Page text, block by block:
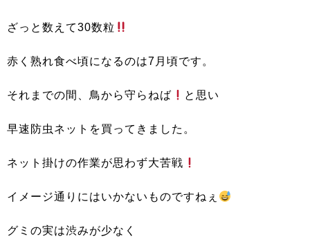
ざっと数えて30数粒
赤く熟れ食べ頃になるのは7月頃です。
それまでの間、鳥から守らねば と思い
早速防虫ネットを買ってきました。
ネット掛けの作業が思わず大苦戦
イメージ通りにはいかないものですねぇ
グミの実は渋みが少なく